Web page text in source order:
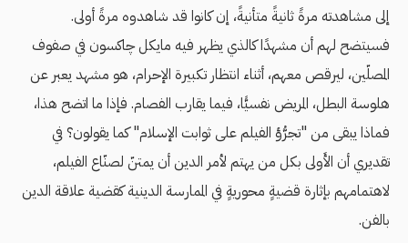
إلى مشاهدته مرةً ثانيةً متأنيةً، إن كانوا قد شاهدوه مرةً أولى.
فسيتضح لهم أن مشهدًا كالذي يظهر فيه مايكل چاكسون في صفوف
المصلّين، ليرقص معهم، أثناء انتظار تكبيرة الإحرام، هو مشهد يعبر عن
هلوسة البطل، المريض نفسيًّا، فيما يقارب الفصام. فإذا ما اتضح هذا،
فماذا يبقى من "تجرُّؤ الفيلم على ثوابت الإسلام" كما يقولون؟ في
تقديري أن الأَولى بكل من يهتم لأمر الدين أن يمتنّ لصنّاع الفيلم،
لاهتمامهم بإثارة قضيةٍ محوريةٍ في الممارسة الدينية كقضية علاقة الدين
بالفن.